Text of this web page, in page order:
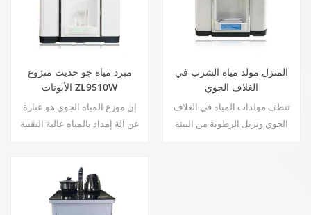
مبرد مياه جو حديث منزوع
الأيونات ZL9510W
إن موزع المياه الجوي هو عبارة
عن آلة إمداد بالمياه عالية التقنية
الهواء.
المنزل مولد مياه الشرب في
الغلاف الجوي
تنظف مولدات المياه في الغلاف
الجوي وتزيل الرطوبة من البيئة